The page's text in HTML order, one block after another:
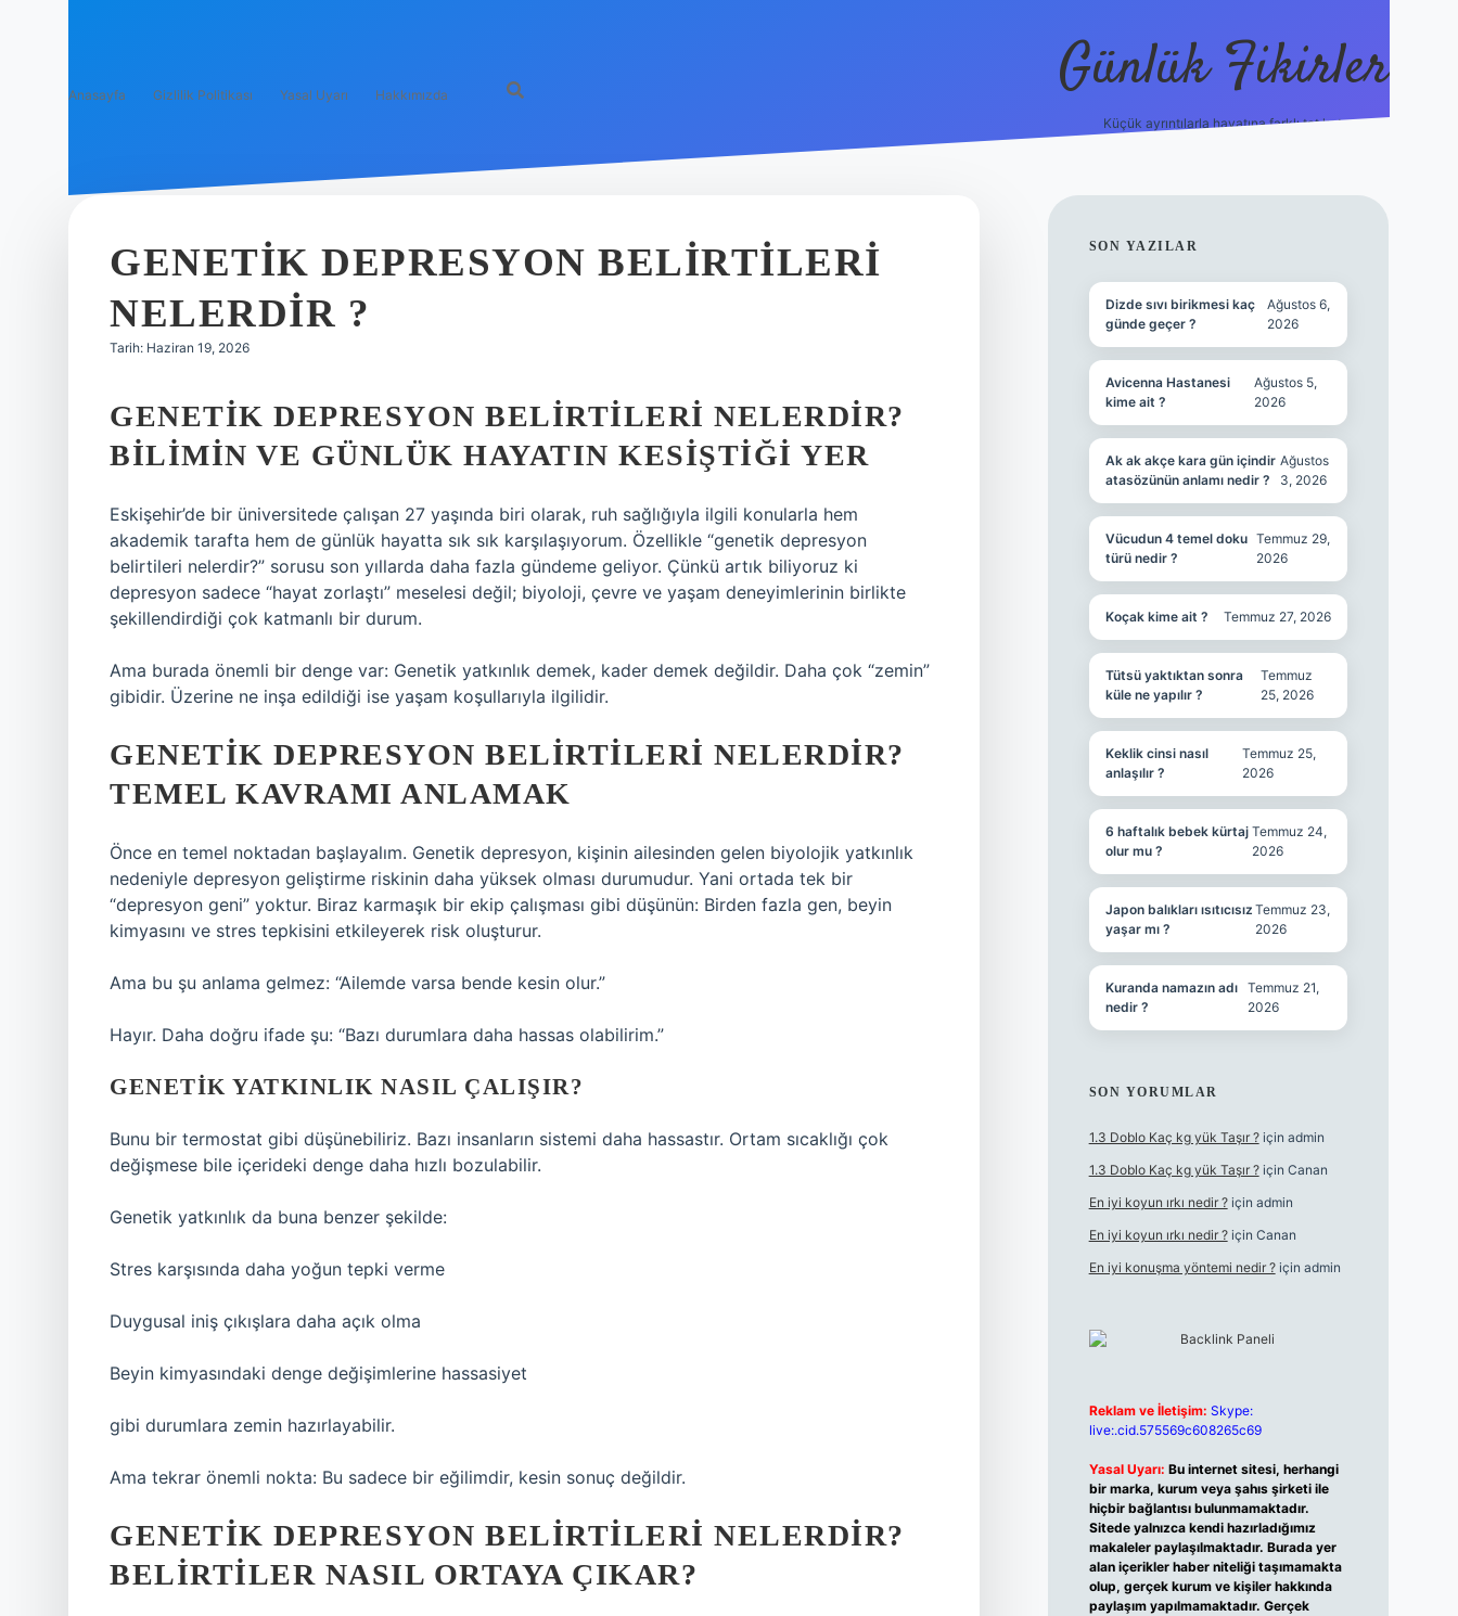
Anasayfa Gizlilik Politikası Yasal Uyarı Hakkımızda Günlük Fikirler
Küçük ayrıntılarla hayatına farklı tat kat.
GENETIK DEPRESYON BELIRTILERI
NELERDIR ?
Tarih: Haziran 19, 2026
GENETIK DEPRESYON BELIRTILERI NELERDIR?
BILIMIN VE GÜNLÜK HAYATIN KESIŞTIĞI YER
Eskişehir’de bir üniversitede çalışan 27 yaşında biri olarak, ruh sağlığıyla ilgili konularla hem
akademik tarafta hem de günlük hayatta sık sık karşılaşıyorum. Özellikle “genetik depresyon
belirtileri nelerdir?” sorusu son yıllarda daha fazla gündeme geliyor. Çünkü artık biliyoruz ki
depresyon sadece “hayat zorlaştı” meselesi değil; biyoloji, çevre ve yaşam deneyimlerinin birlikte
şekillendirdiği çok katmanlı bir durum.
Ama burada önemli bir denge var: Genetik yatkınlık demek, kader demek değildir. Daha çok “zemin”
gibidir. Üzerine ne inşa edildiği ise yaşam koşullarıyla ilgilidir.
GENETIK DEPRESYON BELIRTILERI NELERDIR?
TEMEL KAVRAMI ANLAMAK
Önce en temel noktadan başlayalım. Genetik depresyon, kişinin ailesinden gelen biyolojik yatkınlık
nedeniyle depresyon geliştirme riskinin daha yüksek olması durumudur. Yani ortada tek bir
“depresyon geni” yoktur. Biraz karmaşık bir ekip çalışması gibi düşünün: Birden fazla gen, beyin
kimyasını ve stres tepkisini etkileyerek risk oluşturur.
Ama bu şu anlama gelmez: “Ailemde varsa bende kesin olur.”
Hayır. Daha doğru ifade şu: “Bazı durumlara daha hassas olabilirim.”
GENETIK YATKINLIK NASIL ÇALIŞIR?
Bunu bir termostat gibi düşünebiliriz. Bazı insanların sistemi daha hassastır. Ortam sıcaklığı çok
değişmese bile içerideki denge daha hızlı bozulabilir.
Genetik yatkınlık da buna benzer şekilde:
Stres karşısında daha yoğun tepki verme
Duygusal iniş çıkışlara daha açık olma
Beyin kimyasındaki denge değişimlerine hassasiyet
gibi durumlara zemin hazırlayabilir.
Ama tekrar önemli nokta: Bu sadece bir eğilimdir, kesin sonuç değildir.
GENETIK DEPRESYON BELIRTILERI NELERDIR?
BELIRTILER NASIL ORTAYA ÇIKAR?
SIDEBAR
SON YAZILAR
Dizde sıvı birikmesi kaç
günde geçer ?
Ağustos 6,
2026
Avicenna Hastanesi
kime ait ?
Ağustos 5,
2026
Ak ak akçe kara gün içindir
atasözünün anlamı nedir ?
Ağustos
3, 2026
Vücudun 4 temel doku
türü nedir ?
Temmuz 29,
2026
Koçak kime ait ? Temmuz 27, 2026
Tütsü yaktıktan sonra
küle ne yapılır ?
Temmuz
25, 2026
Keklik cinsi nasıl
anlaşılır ?
Temmuz 25,
2026
6 haftalık bebek kürtaj
olur mu ?
Temmuz 24,
2026
Japon balıkları ısıtıcısız
yaşar mı ?
Temmuz 23,
2026
Kuranda namazın adı
nedir ?
Temmuz 21,
2026
SON YORUMLAR
1.3 Doblo Kaç kg yük Taşır ?için admin
1.3 Doblo Kaç kg yük Taşır ?için Canan
En iyi koyun ırkı nedir ?için admin
En iyi koyun ırkı nedir ?için Canan
En iyi konuşma yöntemi nedir ?için admin
Reklam ve İletişim: Skype:
live:.cid.575569c608265c69
Yasal Uyarı: Bu internet sitesi, herhangi
bir marka, kurum veya şahıs şirketi ile
hiçbir bağlantısı bulunmamaktadır.
Sitede yalnızca kendi hazırladığımız
makaleler paylaşılmaktadır. Burada yer
alan içerikler haber niteliği taşımamakta
olup, gerçek kurum ve kişiler hakkında
paylaşım yapılmamaktadır. Gerçek
ilbet yeni giriş